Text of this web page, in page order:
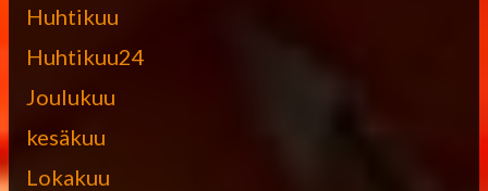
Huhtikuu
Huhtikuu24
Joulukuu
kesäkuu
Lokakuu